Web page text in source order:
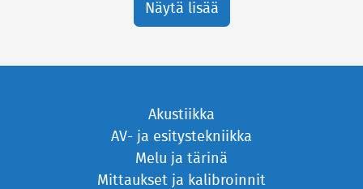
Näytä lisää
Akustiikka
AV- ja esitystekniikka
Melu ja tärinä
Mittaukset ja kalibroinnit